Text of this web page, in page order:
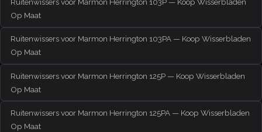
Op Maat
Ruitenwissers voor Marmon Herrington 103PA — Koop Wisserbladen
Op Maat
Ruitenwissers voor Marmon Herrington 125P — Koop Wisserbladen
Op Maat
Ruitenwissers voor Marmon Herrington 125PA — Koop Wisserbladen
Op Maat